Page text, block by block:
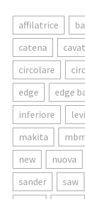
affilatrice
catena
circolare
edge
edge
inferiore
makita
new
nuova
sander
saw